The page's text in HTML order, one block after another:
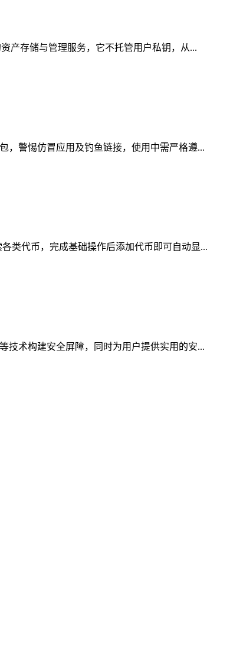
产存储与管理服务，它不托管用户私钥，从...
，警惕仿冒应用及钓鱼链接，使用中需严格遵...
类代币，完成基础操作后添加代币即可自动显...
技术构建安全屏障，同时为用户提供实用的安...